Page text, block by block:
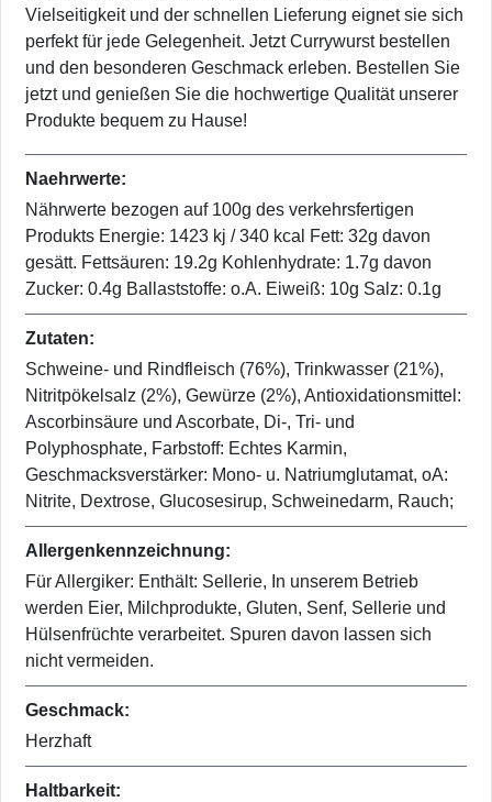
Vielseitigkeit und der schnellen Lieferung eignet sie sich
perfekt für jede Gelegenheit. Jetzt Currywurst bestellen
und den besonderen Geschmack erleben. Bestellen Sie
jetzt und genießen Sie die hochwertige Qualität unserer
Produkte bequem zu Hause!
Naehrwerte:
Nährwerte bezogen auf 100g des verkehrsfertigen
Produkts Energie: 1423 kj / 340 kcal Fett: 32g davon
gesätt. Fettsäuren: 19.2g Kohlenhydrate: 1.7g davon
Zucker: 0.4g Ballaststoffe: o.A. Eiweiß: 10g Salz: 0.1g
Zutaten:
Schweine- und Rindfleisch (76%), Trinkwasser (21%),
Nitritpökelsalz (2%), Gewürze (2%), Antioxidationsmittel:
Ascorbinsäure und Ascorbate, Di-, Tri- und
Polyphosphate, Farbstoff: Echtes Karmin,
Geschmacksverstärker: Mono- u. Natriumglutamat, oA:
Nitrite, Dextrose, Glucosesirup, Schweinedarm, Rauch;
Allergenkennzeichnung:
Für Allergiker: Enthält: Sellerie, In unserem Betrieb
werden Eier, Milchprodukte, Gluten, Senf, Sellerie und
Hülsenfrüchte verarbeitet. Spuren davon lassen sich
nicht vermeiden.
Geschmack:
Herzhaft
Haltbarkeit: